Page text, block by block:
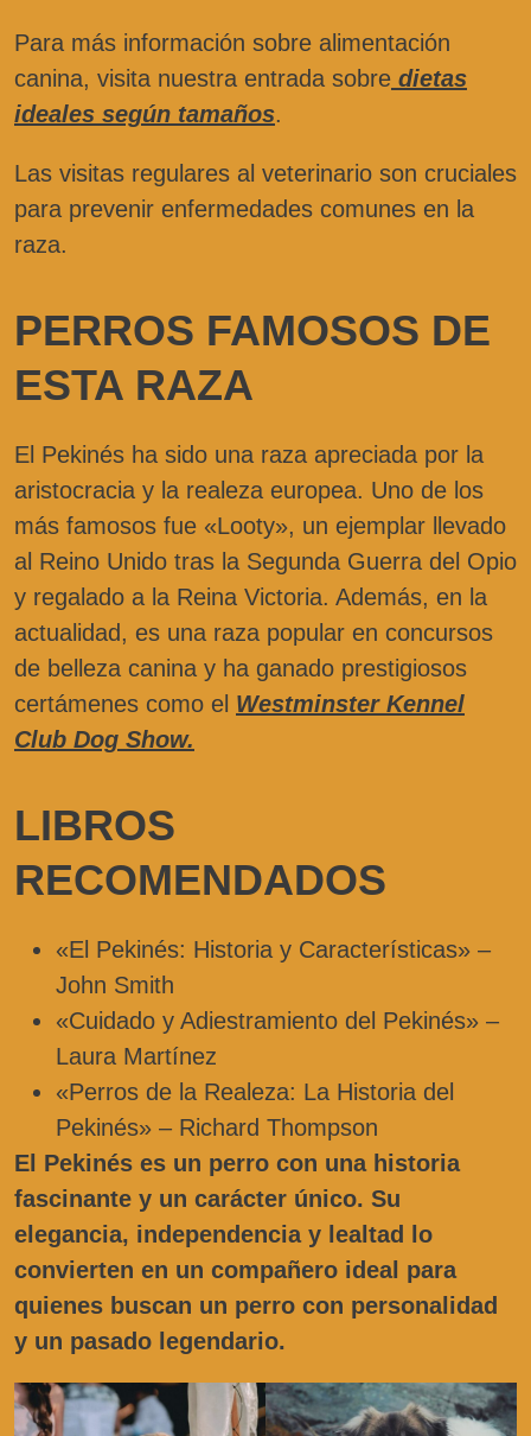
Para más información sobre alimentación
canina, visita nuestra entrada sobre dietas
ideales según tamaños.
Las visitas regulares al veterinario son cruciales
para prevenir enfermedades comunes en la
raza.
PERROS FAMOSOS DE
ESTA RAZA
El Pekinés ha sido una raza apreciada por la
aristocracia y la realeza europea. Uno de los
más famosos fue «Looty», un ejemplar llevado
al Reino Unido tras la Segunda Guerra del Opio
y regalado a la Reina Victoria. Además, en la
actualidad, es una raza popular en concursos
de belleza canina y ha ganado prestigiosos
certámenes como el Westminster Kennel
Club Dog Show.
LIBROS
RECOMENDADOS
«El Pekinés: Historia y Características» –
John Smith
«Cuidado y Adiestramiento del Pekinés» –
Laura Martínez
«Perros de la Realeza: La Historia del
Pekinés» – Richard Thompson
El Pekinés es un perro con una historia
fascinante y un carácter único. Su
elegancia, independencia y lealtad lo
convierten en un compañero ideal para
quienes buscan un perro con personalidad
y un pasado legendario.